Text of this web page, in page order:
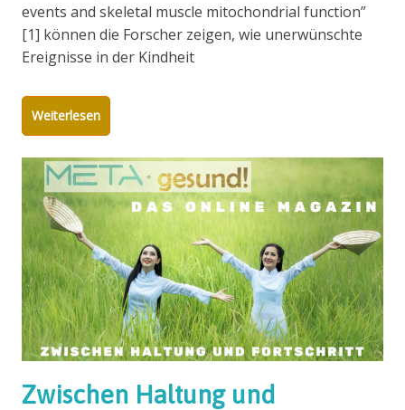
events and skeletal muscle mitochondrial function”
[1] können die Forscher zeigen, wie unerwünschte
Ereignisse in der Kindheit
Weiterlesen
Zwischen Haltung und